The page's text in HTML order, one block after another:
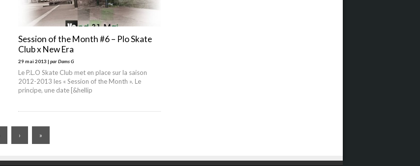
Session of the Month #6 – Plo Skate
Club x New Era
29 mai 2013 | par Dams G
Le P.L.O Skate Club met en place sur la saison
2012-2013 les « Session of the Month ». Le
principe, une date [&hellip
› »